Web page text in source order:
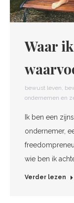
Waar
bewust leven,
ondernemen en
Ik ben een
ondernemer,
wie ben ik
Verder lezen